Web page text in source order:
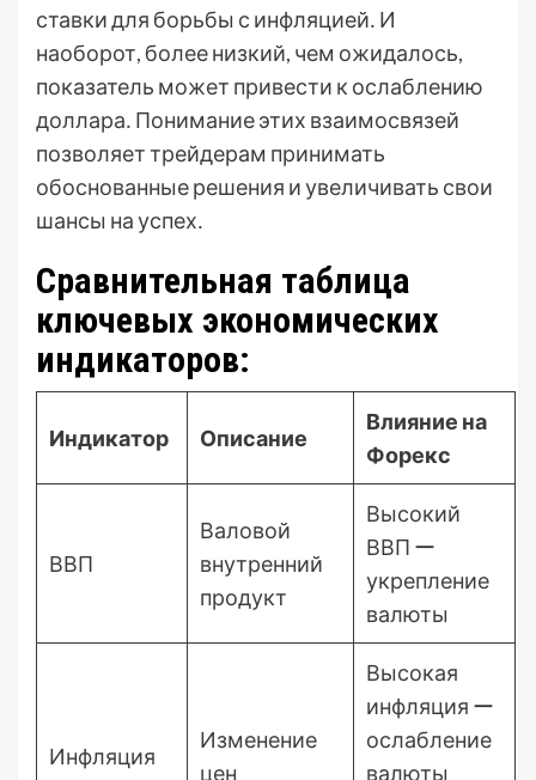
ставки для борьбы с инфляцией․ И
наоборот, более низкий, чем ожидалось,
показатель может привести к ослаблению
доллара․ Понимание этих взаимосвязей
позволяет трейдерам принимать
обоснованные решения и увеличивать свои
шансы на успех․
Сравнительная таблица
ключевых экономических
индикаторов:
Индикатор Описание
Влияние на
Форекс
ВВП
Валовой
внутренний
продукт
Высокий
ВВП ー
укрепление
валюты
Инфляция
Изменение
цен
Высокая
инфляция ー
ослабление
валюты